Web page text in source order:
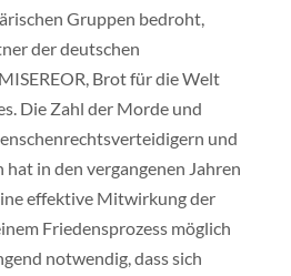
Gruppen bedroht,
der deutschen
Brot für die Welt
Die Zahl der Morde und
und
in den vergangenen Jahren
effektive Mitwirkung der
Friedensprozess möglich
notwendig, dass sich